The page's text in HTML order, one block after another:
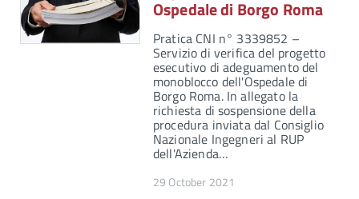
Ospedale di Borgo Roma
Pratica CNI n° 3339852 –
Servizio di verifica del progetto
esecutivo di adeguamento del
monoblocco dell'Ospedale di
Borgo Roma. In allegato la
richiesta di sospensione della
procedura inviata dal Consiglio
Nazionale Ingegneri al RUP
dell'Azienda…
29 October 2021